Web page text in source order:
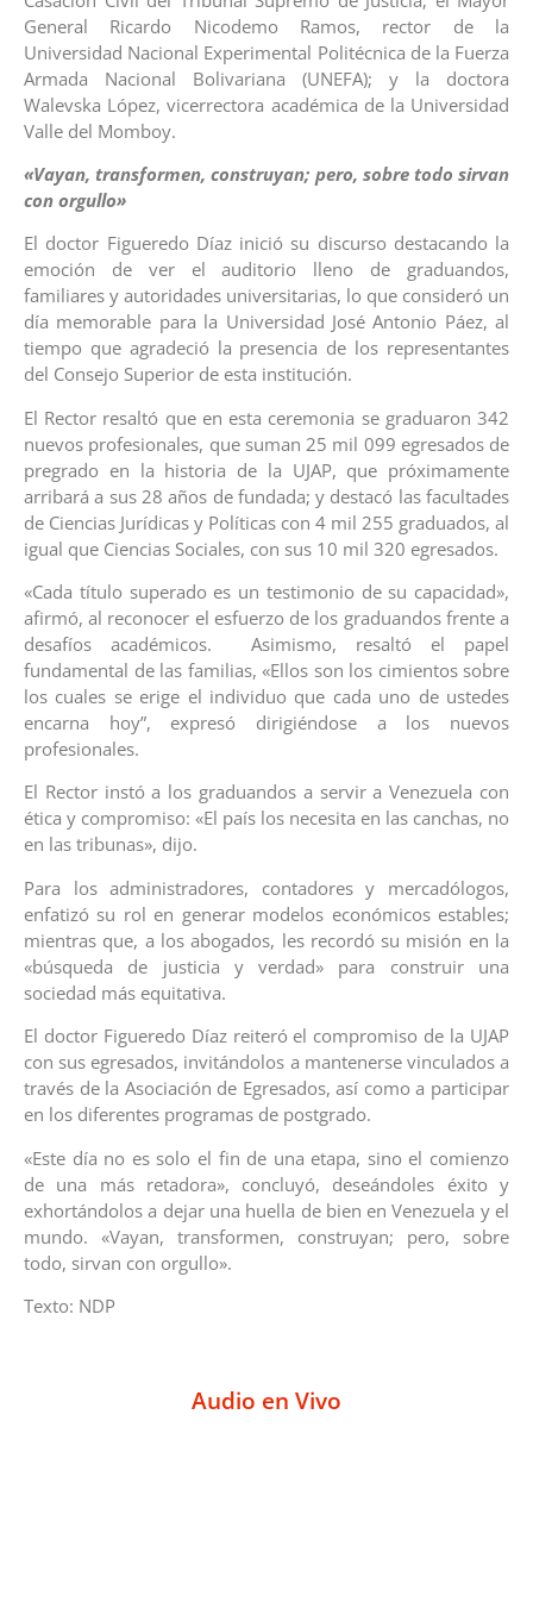
General Ricardo Nicodemo Ramos, rector de la
Universidad Nacional Experimental Politécnica de la Fuerza
Armada Nacional Bolivariana (UNEFA); y la doctora
Walevska López, vicerrectora académica de la Universidad
Valle del Momboy.
«Vayan, transformen, construyan; pero, sobre todo sirvan
con orgullo»
El doctor Figueredo Díaz inició su discurso destacando la
emoción de ver el auditorio lleno de graduandos,
familiares y autoridades universitarias, lo que consideró un
día memorable para la Universidad José Antonio Páez, al
tiempo que agradeció la presencia de los representantes
del Consejo Superior de esta institución.
El Rector resaltó que en esta ceremonia se graduaron 342
nuevos profesionales, que suman 25 mil 099 egresados de
pregrado en la historia de la UJAP, que próximamente
arribará a sus 28 años de fundada; y destacó las facultades
de Ciencias Jurídicas y Políticas con 4 mil 255 graduados, al
igual que Ciencias Sociales, con sus 10 mil 320 egresados.
«Cada título superado es un testimonio de su capacidad»,
afirmó, al reconocer el esfuerzo de los graduandos frente a
desafíos académicos. Asimismo, resaltó el papel
fundamental de las familias, «Ellos son los cimientos sobre
los cuales se erige el individuo que cada uno de ustedes
encarna hoy”, expresó dirigiéndose a los nuevos
profesionales.
El Rector instó a los graduandos a servir a Venezuela con
ética y compromiso: «El país los necesita en las canchas, no
en las tribunas», dijo.
Para los administradores, contadores y mercadólogos,
enfatizó su rol en generar modelos económicos estables;
mientras que, a los abogados, les recordó su misión en la
«búsqueda de justicia y verdad» para construir una
sociedad más equitativa.
El doctor Figueredo Díaz reiteró el compromiso de la UJAP
con sus egresados, invitándolos a mantenerse vinculados a
través de la Asociación de Egresados, así como a participar
en los diferentes programas de postgrado.
«Este día no es solo el fin de una etapa, sino el comienzo
de una más retadora», concluyó, deseándoles éxito y
exhortándolos a dejar una huella de bien en Venezuela y el
mundo. «Vayan, transformen, construyan; pero, sobre
todo, sirvan con orgullo».
Texto: NDP
Audio en Vivo